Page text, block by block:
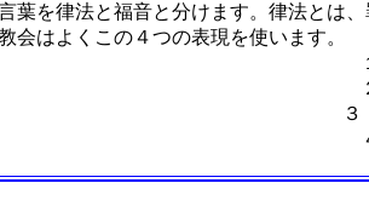
葉を律法と福音と分けます。律法とは
会はよくこの４つの表現を使います。